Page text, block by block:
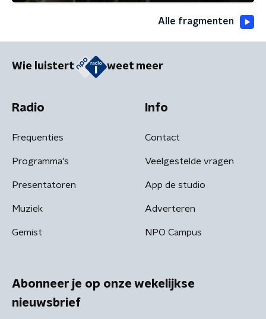
Alle fragmenten
Wie luistert weet meer
Radio
Frequenties
Programma's
Presentatoren
Muziek
Gemist
Info
Contact
Veelgestelde vragen
App de studio
Adverteren
NPO Campus
Abonneer je op onze wekelijkse
nieuwsbrief